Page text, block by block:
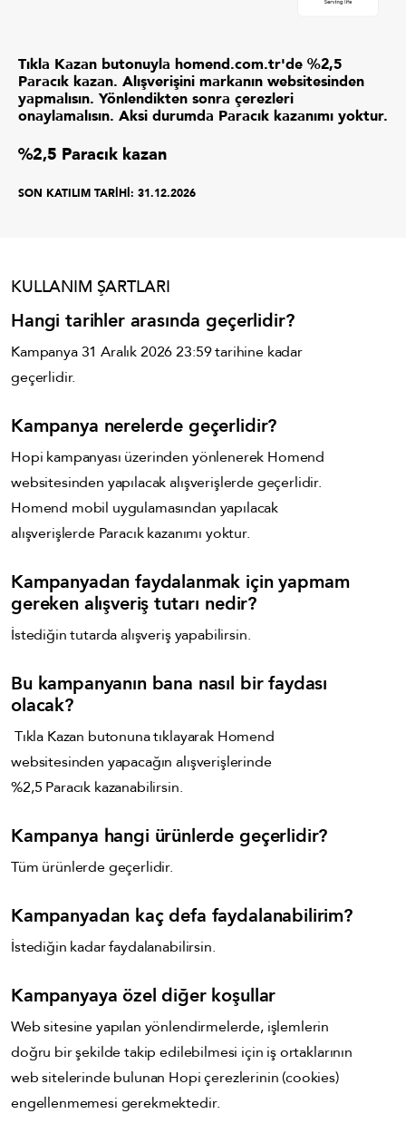
Tıkla Kazan butonuyla homend.com.tr'de %2,5
Paracık kazan. Alışverişini markanın websitesinden
yapmalısın. Yönlendikten sonra çerezleri
onaylamalısın. Aksi durumda Paracık kazanımı yoktur.
%2,5 Paracık kazan
SON KATILIM TARİHİ: 31.12.2026
KULLANIM ŞARTLARI
Hangi tarihler arasında geçerlidir?
Kampanya 31 Aralık 2026 23:59 tarihine kadar
geçerlidir.
Kampanya nerelerde geçerlidir?
Hopi kampanyası üzerinden yönlenerek Homend
websitesinden yapılacak alışverişlerde geçerlidir.
Homend mobil uygulamasından yapılacak
alışverişlerde Paracık kazanımı yoktur.
Kampanyadan faydalanmak için yapmam
gereken alışveriş tutarı nedir?
İstediğin tutarda alışveriş yapabilirsin.
Bu kampanyanın bana nasıl bir faydası
olacak?
Tıkla Kazan butonuna tıklayarak Homend
websitesinden yapacağın alışverişlerinde
%2,5 Paracık kazanabilirsin.
Kampanya hangi ürünlerde geçerlidir?
Tüm ürünlerde geçerlidir.
Kampanyadan kaç defa faydalanabilirim?
İstediğin kadar faydalanabilirsin.
Kampanyaya özel diğer koşullar
Web sitesine yapılan yönlendirmelerde, işlemlerin
doğru bir şekilde takip edilebilmesi için iş ortaklarının
web sitelerinde bulunan Hopi çerezlerinin (cookies)
engellenmemesi gerekmektedir.